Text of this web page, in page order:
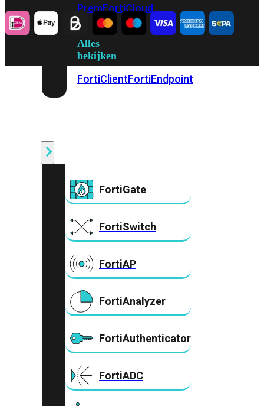
PremFortiCloud
Alles
bekijken
FortiClientFortiEndpoint
FortiGate
FortiSwitch
FortiAP
FortiAnalyzer
FortiAuthenticator
FortiADC